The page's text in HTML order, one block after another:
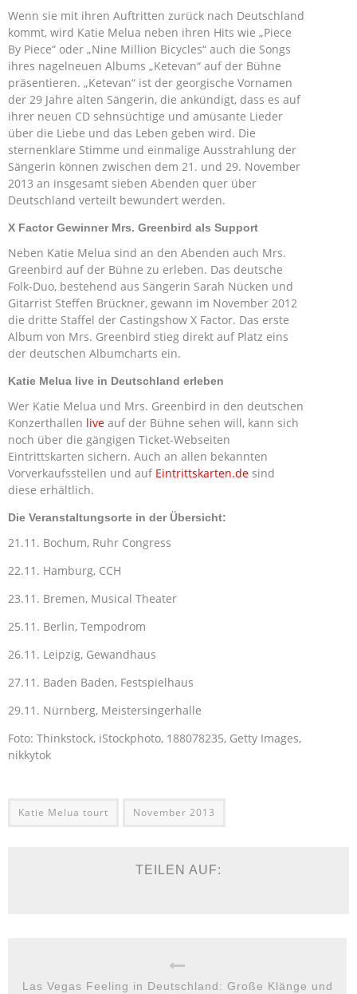
Wenn sie mit ihren Auftritten zurück nach Deutschland
kommt, wird Katie Melua neben ihren Hits wie „Piece
By Piece“ oder „Nine Million Bicycles“ auch die Songs
ihres nagelneuen Albums „Ketevan“ auf der Bühne
präsentieren. „Ketevan“ ist der georgische Vornamen
der 29 Jahre alten Sängerin, die ankündigt, dass es auf
ihrer neuen CD sehnsüchtige und amüsante Lieder
über die Liebe und das Leben geben wird. Die
sternenklare Stimme und einmalige Ausstrahlung der
Sängerin können zwischen dem 21. und 29. November
2013 an insgesamt sieben Abenden quer über
Deutschland verteilt bewundert werden.
X Factor Gewinner Mrs. Greenbird als Support
Neben Katie Melua sind an den Abenden auch Mrs.
Greenbird auf der Bühne zu erleben. Das deutsche
Folk-Duo, bestehend aus Sängerin Sarah Nücken und
Gitarrist Steffen Brückner, gewann im November 2012
die dritte Staffel der Castingshow X Factor. Das erste
Album von Mrs. Greenbird stieg direkt auf Platz eins
der deutschen Albumcharts ein.
Katie Melua live in Deutschland erleben
Wer Katie Melua und Mrs. Greenbird in den deutschen
Konzerthallen live auf der Bühne sehen will, kann sich
noch über die gängigen Ticket-Webseiten
Eintrittskarten sichern. Auch an allen bekannten
Vorverkaufsstellen und auf Eintrittskarten.de sind
diese erhältlich.
Die Veranstaltungsorte in der Übersicht:
21.11. Bochum, Ruhr Congress
22.11. Hamburg, CCH
23.11. Bremen, Musical Theater
25.11. Berlin, Tempodrom
26.11. Leipzig, Gewandhaus
27.11. Baden Baden, Festspielhaus
29.11. Nürnberg, Meistersingerhalle
Foto: Thinkstock, iStockphoto, 188078235, Getty Images,
nikkytok
Katie Melua tourt November 2013
TEILEN AUF:
Las Vegas Feeling in Deutschland: Große Klänge und